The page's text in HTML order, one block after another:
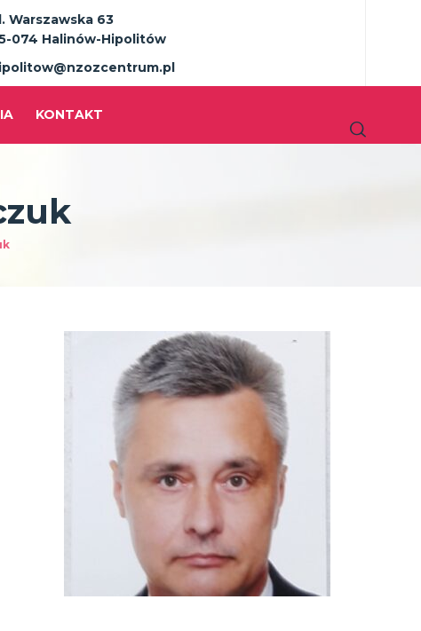
Warszawska 63
074 Halinów-Hipolitów
KONTAKT